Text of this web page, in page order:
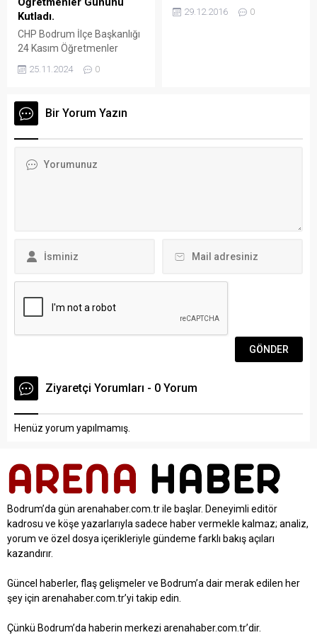
canlı bağlantılarla
Kutladı.
CHP Bodrum İlçe Başkanlığı
24 Kasım Öğretmenler
Günü’nde 81 İl ile birlikte eş
zamanlı basın açıklaması
Belediye Meydanında
gerçekleştirilen basın
Atatürk Anıtı önünde
25.11.2024 0
Mahallesi’ndeki kahvehane
29.12.2016 0
Bir Yorum Yazın
Ziyaretçi Yorumları - 0 Yorum
Henüz yorum yapılmamış.
Bodrum’da gün arenahaber.com.tr ile başlar. Deneyimli editör
kadrosu ve köşe yazarlarıyla sadece haber vermekle kalmaz; analiz,
yorum ve özel dosya içerikleriyle gündeme farklı bakış açıları
kazandırır.
Güncel haberler, flaş gelişmeler ve Bodrum’a dair merak edilen her
şey için arenahaber.com.tr’yi takip edin.
Çünkü Bodrum’da haberin merkezi arenahaber.com.tr’dir.